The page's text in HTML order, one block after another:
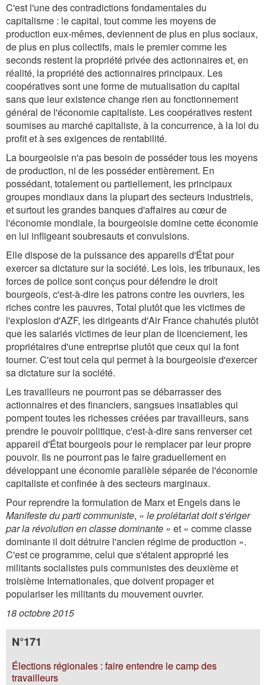
C'est l'une des contradictions fondamentales du
capitalisme : le capital, tout comme les moyens de
production eux-mêmes, deviennent de plus en plus sociaux,
de plus en plus collectifs, mais le premier comme les
seconds restent la propriété privée des actionnaires et, en
réalité, la propriété des actionnaires principaux. Les
coopératives sont une forme de mutualisation du capital
sans que leur existence change rien au fonctionnement
général de l'économie capitaliste. Les coopératives restent
soumises au marché capitaliste, à la concurrence, à la loi du
profit et à ses exigences de rentabilité.
La bourgeoisie n'a pas besoin de posséder tous les moyens
de production, ni de les posséder entièrement. En
possédant, totalement ou partiellement, les principaux
groupes mondiaux dans la plupart des secteurs industriels,
et surtout les grandes banques d'affaires au cœur de
l'économie mondiale, la bourgeoisie domine cette économie
en lui infligeant soubresauts et convulsions.
Elle dispose de la puissance des appareils d'État pour
exercer sa dictature sur la société. Les lois, les tribunaux, les
forces de police sont conçus pour défendre le droit
bourgeois, c'est-à-dire les patrons contre les ouvriers, les
riches contre les pauvres, Total plutôt que les victimes de
l'explosion d'AZF, les dirigeants d'Air France chahutés plutôt
que les salariés victimes de leur plan de licenciement, les
propriétaires d'une entreprise plutôt que ceux qui la font
tourner. C'est tout cela qui permet à la bourgeoisie d'exercer
sa dictature sur la société.
Les travailleurs ne pourront pas se débarrasser des
actionnaires et des financiers, sangsues insatiables qui
pompent toutes les richesses créées par travailleurs, sans
prendre le pouvoir politique, c'est-à-dire sans renverser cet
appareil d'État bourgeois pour le remplacer par leur propre
pouvoir. Ils ne pourront pas le faire graduellement en
développant une économie parallèle séparée de l'économie
capitaliste et confinée à des secteurs marginaux.
Pour reprendre la formulation de Marx et Engels dans le
Manifeste du parti communiste, « le prolétariat doit s'ériger
par la révolution en classe dominante » et « comme classe
dominante il doit détruire l'ancien régime de production ».
C'est ce programme, celui que s'étaient approprié les
militants socialistes puis communistes des deuxième et
troisième Internationales, que doivent propager et
populariser les militants du mouvement ouvrier.
18 octobre 2015
N°171
Élections régionales : faire entendre le camp des
travailleurs